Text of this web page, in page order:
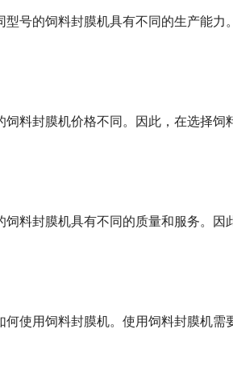
号的饲料封膜机具有不同的生产能力
料封膜机价格不同。因此，在选择饲
料封膜机具有不同的质量和服务。因
使用饲料封膜机。使用饲料封膜机需